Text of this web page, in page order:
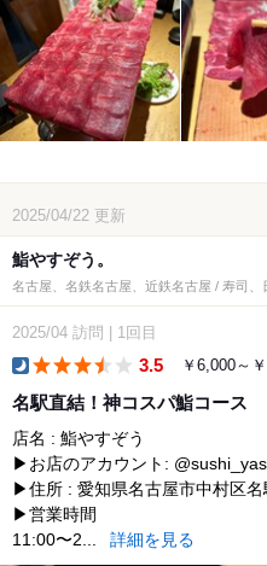
2025/04/22 更新
鮨やすぞう。
名古屋、名鉄名古屋、近鉄名古屋 / 寿司、
2025/04 訪問 1回目
3.5 ￥6,000～
名駅直結！神コスパ鮨コース
店名 : 鮨やすぞう
▶お店のアカウント:
▶住所 : 愛知県名古屋市中村区
▶営業時間
11:00〜2...
詳細を見る